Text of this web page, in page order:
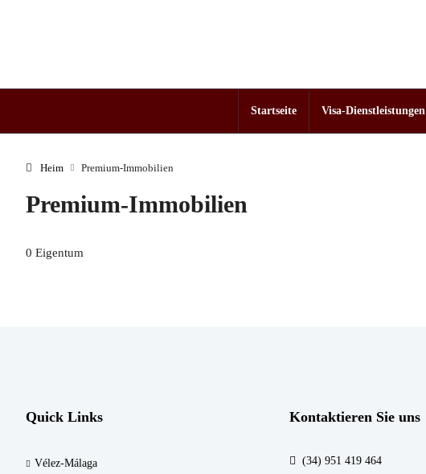
Startseite Visa-Dienstleistungen
Heim Premium-Immobilien
Premium-Immobilien
0 Eigentum
Quick Links
Vélez-Málaga
Kontaktieren Sie uns
(34) 951 419 464